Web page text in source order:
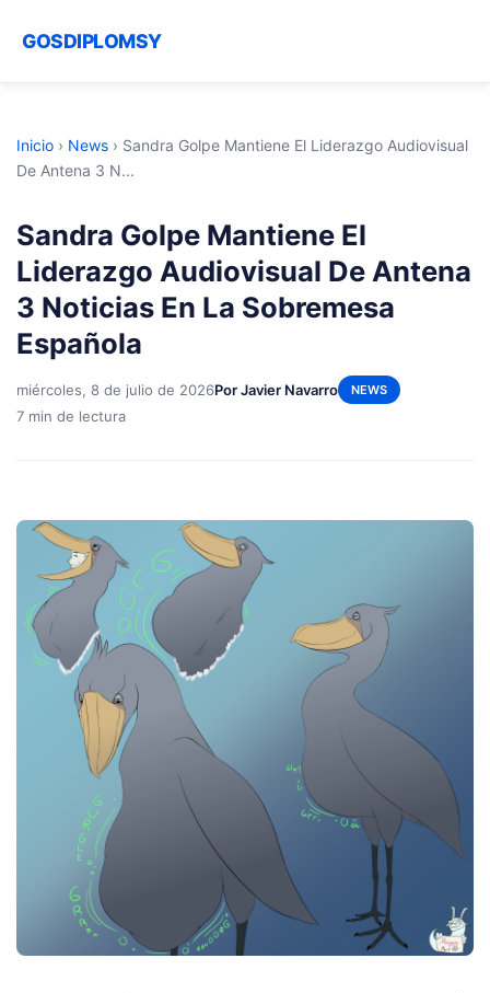
GOSDIPLOMSY
Inicio › News › Sandra Golpe Mantiene El Liderazgo Audiovisual
De Antena 3 N...
Sandra Golpe Mantiene El
Liderazgo Audiovisual De Antena
3 Noticias En La Sobremesa
Española
miércoles, 8 de julio de 2026Por Javier Navarro NEWS
7 min de lectura